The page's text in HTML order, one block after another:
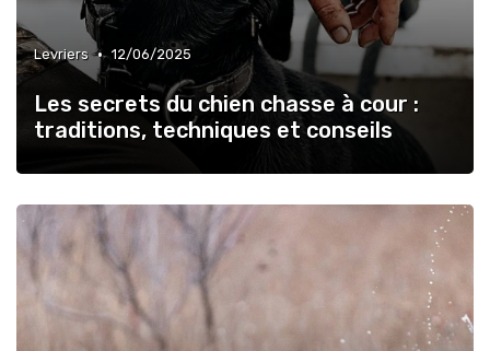
Levriers • 12/06/2025
Les secrets du chien chasse à cour :
traditions, techniques et conseils